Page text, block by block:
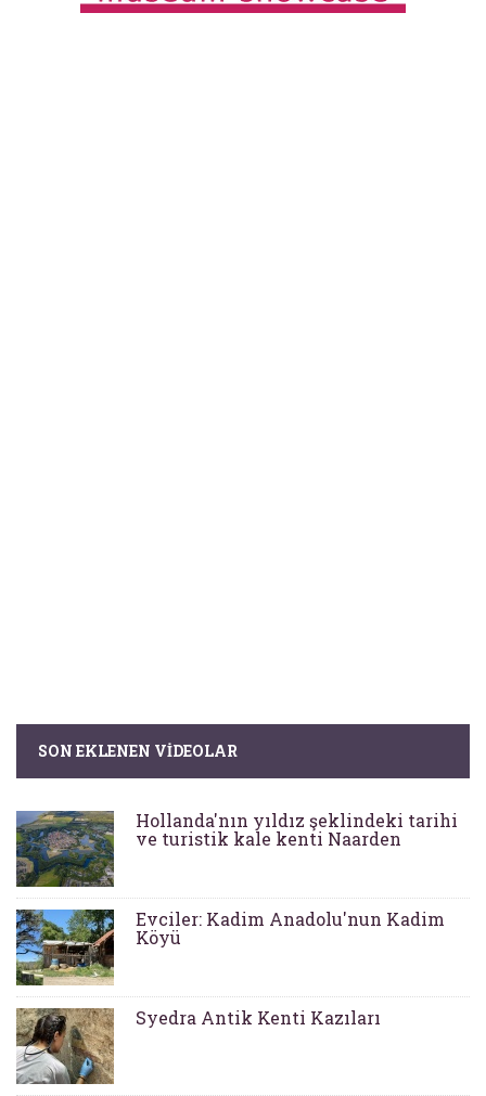
SON EKLENEN VIDEOLAR
Hollanda'nın yıldız şeklindeki tarihi
ve turistik kale kenti Naarden
Evciler: Kadim Anadolu'nun Kadim
Köyü
Syedra Antik Kenti Kazıları